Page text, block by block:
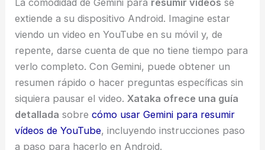
extiende a su dispositivo Android. Imagine estar
viendo un video en YouTube en su móvil y, de
repente, darse cuenta de que no tiene tiempo para
verlo completo. Con Gemini, puede obtener un
resumen rápido o hacer preguntas específicas sin
siquiera pausar el video.Xataka ofrece una guía
detallada sobrecómo usar Gemini para resumir
vídeos de YouTube, incluyendo instrucciones paso
a paso para hacerlo en Android.